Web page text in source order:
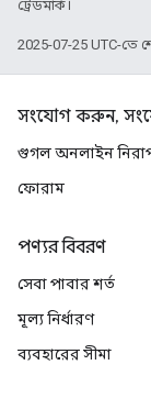
ট্রেডমার্ক।
2025-07-25 UTC-তে
সংযোগ করুন,
গুগল অনলাইন
ফোরাম
পণ্যর বিবরণ
সেবা পাবার শর্ত
মূল্য নির্ধারণ
ব্যবহারের সীমা